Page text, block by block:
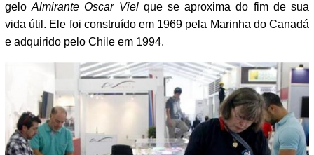
geloAlmirante Oscar Vielque se aproxima do fim de sua
vida útil. Ele foi construído em 1969 pela Marinha do Canadá
e adquirido pelo Chile em 1994.